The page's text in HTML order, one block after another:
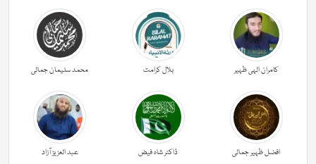
کامران الہی ظہیر بلال کرامت محمد سلیمان جمالی
افضل ظہیر جمالی ڈاکٹر شاہ فیض عبد العزیز آزاد